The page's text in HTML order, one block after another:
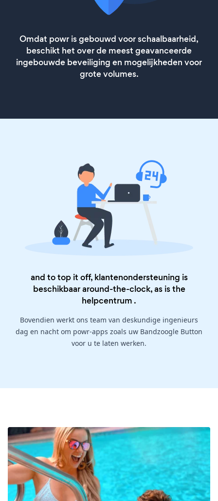
Omdat powr is gebouwd voor schaalbaarheid,
beschikt het over de meest geavanceerde
ingebouwde beveiliging en mogelijkheden voor
grote volumes.
and to top it off, klantenondersteuning is
beschikbaar around-the-clock, as is the
helpcentrum .
Bovendien werkt ons team van deskundige ingenieurs
dag en nacht om powr-apps zoals uw Bandzoogle Button
voor u te laten werken.